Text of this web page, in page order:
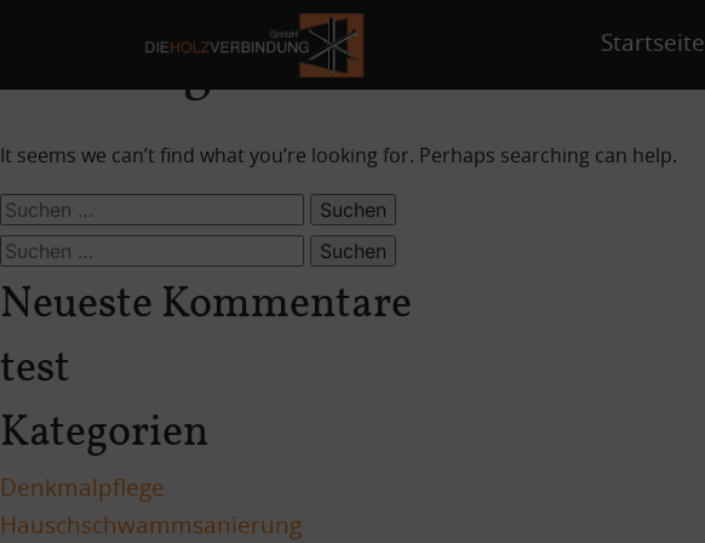
to
Startseite
Nothing Found
It seems we can’t find what you’re looking for. Perhaps searching can help.
Suchen
nach:
Suchen
Neueste Kommentare
test
Kategorien
Denkmalpflege
Hauschschwammsanierung